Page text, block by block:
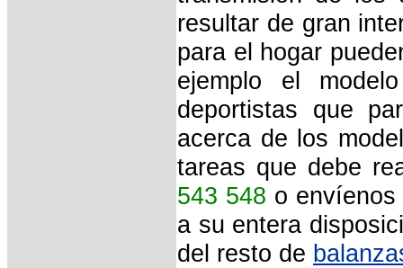
resultar de gran
para el hogar
ejemplo el
deportistas que
acerca de los
tareas que debe
543 548 o
a su entera
del resto de